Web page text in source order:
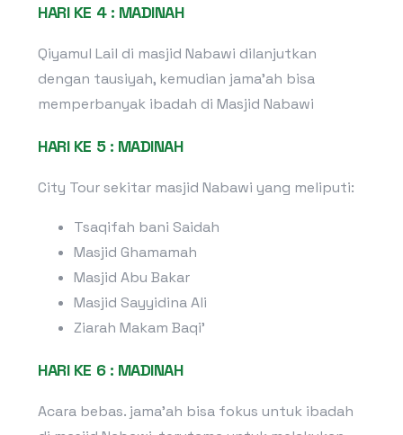
HARI KE 4 : MADINAH
Qiyamul Lail di masjid Nabawi dilanjutkan
dengan tausiyah, kemudian jama’ah bisa
memperbanyak ibadah di Masjid Nabawi
HARI KE 5 : MADINAH
City Tour sekitar masjid Nabawi yang meliputi:
Tsaqifah bani Saidah
Masjid Ghamamah
Masjid Abu Bakar
Masjid Sayyidina Ali
Ziarah Makam Baqi’
HARI KE 6 : MADINAH
Acara bebas. jama’ah bisa fokus untuk ibadah